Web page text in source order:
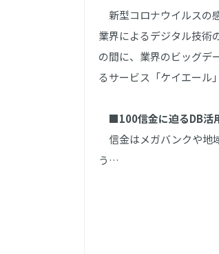
新型コロナウイルスの
業界によるデジタル技術
の間に、業界のビッグデ
るサービス「ケイエール
■100信金に迫るDB活
信金はメガバンクや地
う…